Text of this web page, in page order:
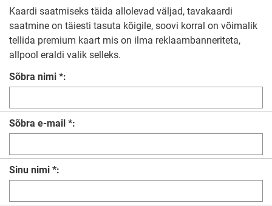
Kaardi saatmiseks täida allolevad väljad, tavakaardi
saatmine on täiesti tasuta kõigile, soovi korral on võimalik
tellida premium kaart mis on ilma reklaambanneriteta,
allpool eraldi valik selleks.
Sõbra nimi *:
Sõbra e-mail *:
Sinu nimi *: